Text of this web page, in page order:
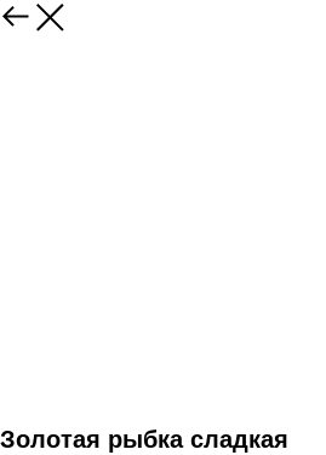
Золотая рыбка сладкая